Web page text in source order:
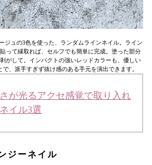
ジュの3色を使った、ランダムラインネイル。ライン
って縁取れば、セルフでも簡単に完成。塗った部分
がして。インパクトの強いレッドカラーも、優しい
、派手すぎず抜け感のある手元を演出できます。
が光るアクセ感覚で取り入れ
イル3選
ジーネイル